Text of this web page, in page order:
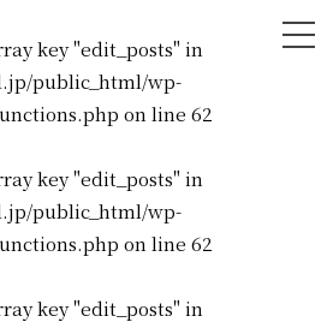
key "edit_posts" in
public_html/wp-
on line 62
key "edit_posts" in
public_html/wp-
on line 62
key "edit_posts" in